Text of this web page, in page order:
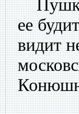
ее
видит